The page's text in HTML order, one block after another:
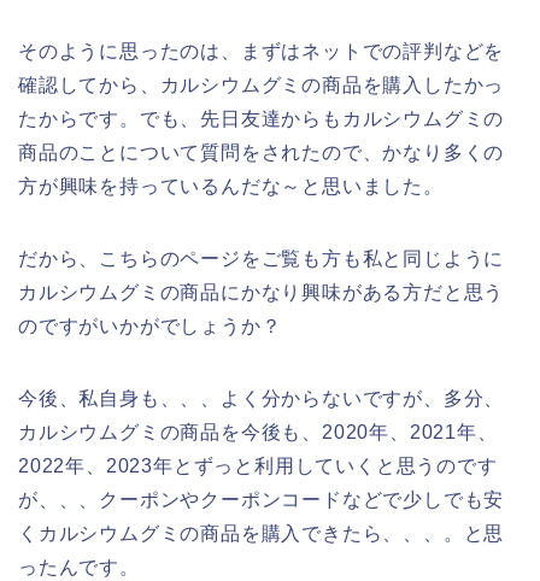
そのように思ったのは、まずはネットでの評判などを
確認してから、カルシウムグミの商品を購入したかっ
たからです。でも、先日友達からもカルシウムグミの
商品のことについて質問をされたので、かなり多くの
方が興味を持っているんだな～と思いました。
だから、こちらのページをご覧も方も私と同じように
カルシウムグミの商品にかなり興味がある方だと思う
のですがいかがでしょうか？
今後、私自身も、、、よく分からないですが、多分、
カルシウムグミの商品を今後も、2020年、2021年、
2022年、2023年とずっと利用していくと思うのです
が、、、クーポンやクーポンコードなどで少しでも安
くカルシウムグミの商品を購入できたら、、、。と思
ったんです。